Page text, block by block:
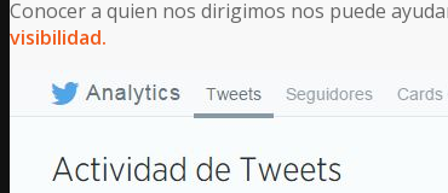
Conocer a quien nos dirigimos nos puede
visibilidad.